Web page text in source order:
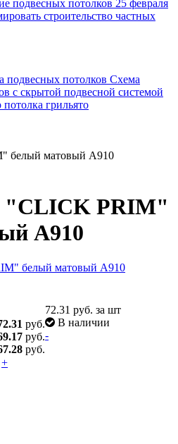
подвесных потолков 25 февраля
строительство частных
подвесных потолков Схема
с скрытой подвесной системой
грильято
белый матовый A910
"CLICK PRIM"
A910
руб.
руб.
руб.
72.31 руб. за шт
В наличии
-
+